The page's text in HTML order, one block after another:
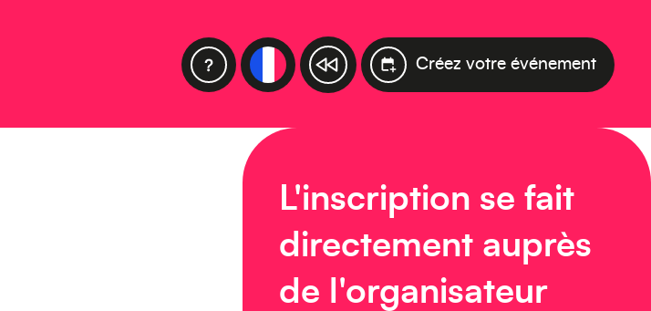
Créez votre événement
L'inscription se fait
directement auprès
de l'organisateur